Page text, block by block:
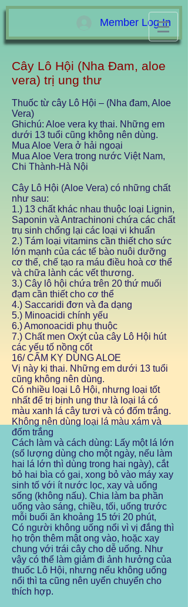
Member Log In
Cây Lô Hội (Nha Đam, aloe
vera) trị ung thư
Thuốc từ cây Lô Hội – (Nha đam, Aloe
Vera)
Ghichú: Aloe vera kỵ thai. Những em
dưới 13 tuổi cũng không nên dùng.
Mua Aloe Vera ở hải ngoại
Mua Aloe Vera trong nước Việt Nam,
Chi Thành-Hà Nội
Cây Lô Hội (Aloe Vera) có những chất
như sau:
1.) 13 chất khác nhau thuộc loại Lignin,
Saponin và Antrachinoni chứa các chất
trụ sinh chống lại các loại vi khuẩn
2.) Tám loại vitamins cần thiết cho sức
lớn mạnh của các tế bào nuôi dưỡng
cơ thể, chế tạo ra máu điều hoà cơ thể
và chữa lành các vết thương.
3.) Cây lô hội chứa trên 20 thứ muối
đạm cần thiết cho cơ thể
4.) Saccaridi đơn và đa dạng
5.) Minoacidi chính yếu
6.) Amonoacidi phụ thuộc
7.) Chất men Oxýt của cây Lô Hội hút
các yếu tố nồng cốt
16/ CẤM KỴ DÙNG ALOE
Vị này kị thai. Những em dưới 13 tuổi
cũng không nên dùng.
Có nhiều loại Lô Hội, nhưng loại tốt
nhất để trị bịnh ung thư là loại lá có
màu xanh lá cây tươi và có đốm trắng.
Không nên dùng loại lá màu xám và
đốm trắng
Cách làm và cách dùng: Lấy một lá lớn
(số lượng dùng cho một ngày, nếu làm
hai lá lớn thì dùng trong hai ngày), cắt
bỏ hai bìa có gai, xong bỏ vào máy xay
sinh tố với ít nước lọc, xay và uống
sống (không nấu). Chia làm ba phần
uống vào sáng, chiều, tối, uống trước
mỗi buổi ăn khoảng 15 tới 20 phút,
Có người không uống nổi vì vị đắng thì
họ trộn thêm mật ong vào, hoặc xay
chung với trái cây cho dễ uống. Như
vậy có thể làm giảm đi ảnh hưởng của
thuốc Lô Hội, nhưng nếu không uống
nổi thì ta cũng nên uyển chuyển cho
thích hợp.